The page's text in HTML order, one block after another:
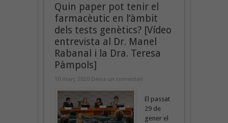
Quin paper pot tenir el
farmacèutic en l’àmbit
dels tests genètics? [Vídeo
entrevista al Dr. Manel
Rabanal i la Dra. Teresa
Pàmpols]
10 març 2020 Deixa un comentari
El passat
29 de
gener el